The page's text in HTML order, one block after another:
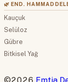
🌿 END.
Kauçuk
Selüloz
Gübre
Bitkisel Yağ
©2026 Emtia